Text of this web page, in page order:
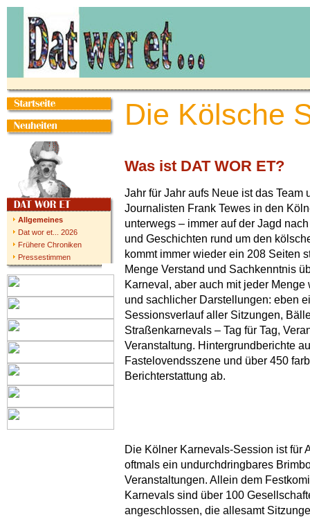
Allgemeines
Dat wor et... 2026
Frühere Chroniken
Pressestimmen
Die Kölsche
Was ist DAT WOR ET?
Jahr für Jahr aufs Neue ist das Team
Journalisten Frank Tewes in den
unterwegs – immer auf der Jagd
und Geschichten rund um den
kommt immer wieder ein 208 Seiten
Menge Verstand und Sachkenntnis
Karneval, aber auch mit jeder
und sachlicher Darstellungen: eben
Sessionsverlauf aller Sitzungen,
Straßenkarnevals – Tag für Tag,
Veranstaltung. Hintergrundberichte
Fastelovendsszene und über 450
Berichterstattung ab.
Die Kölner Karnevals-Session ist für
oftmals ein undurchdringbares
Veranstaltungen. Allein dem
Karnevals sind über 100
angeschlossen, die allesamt